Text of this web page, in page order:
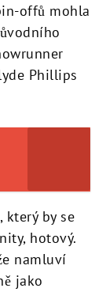
offů mohla
Phillips
který by se
hotový.
namluví
jako